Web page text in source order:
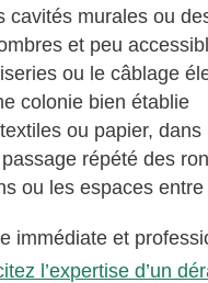
cavités murales ou
et peu
ou le câblage
colonie bien établie
ou papier,
répété des
ou les espaces
immédiate et
l’expertise d’un